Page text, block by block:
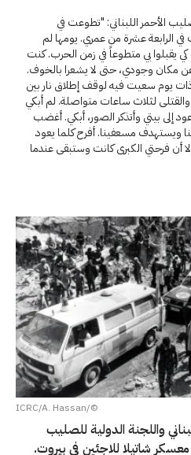
الأحمر اللبناني: "تطوعت في
في الرابعة عشرة من عمري. يومها لم
يقبلوا بي متطوعاً في زمن الحرب. كنت
مكان وجودي، حتى لا يشعرا بالخوف.
ذات يوم سعيت فيه لوقف إطلاق نار بين
لثلاث ساعات متواصلة. لم أبكي
بيتي وأتذكر الصور، أبكي. أغضب
ويستهدف مسعفينا. أفرح كلما يعود
أن فرحتي الكبرى كانت وستبقى عندما
©/ICRC/A. Hassan
واللجنة الدولية للصليب
شاتيلا للاجئين في بيروت.